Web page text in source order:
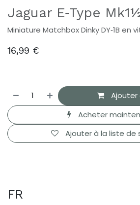
Jaguar E‑Type
Miniature Matchbox Dinky DY‑1B en
16,99 €
Ajouter
Acheter
Ajouter à la liste de
FR